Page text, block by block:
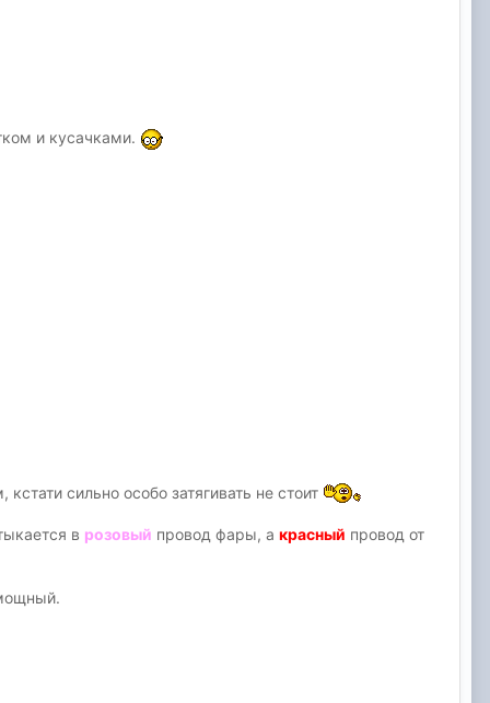
и кусачками.
сильно особо затягивать не стоит
в розовый провод фары, а красный провод от